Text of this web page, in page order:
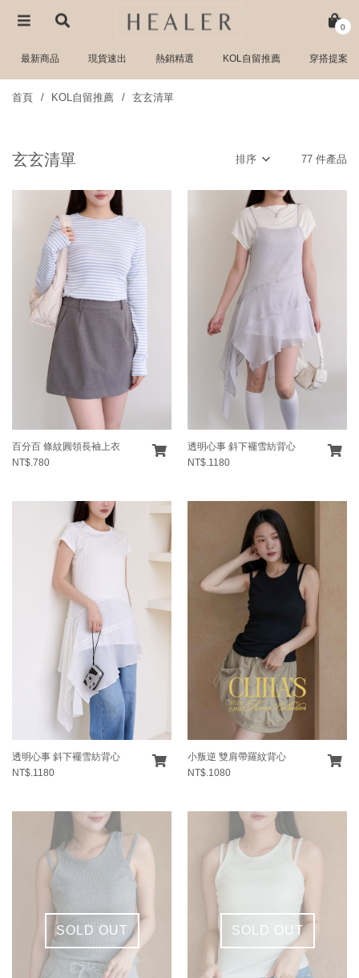
0
最新商品 現貨速出 熱銷精選 KOL自留推薦 穿搭提案
首頁 KOL自留推薦 玄玄清單
玄玄清單 排序 77 件產品
百分百 條紋圓領長袖上衣
NT$.780
透明心事 斜下襬雪紡背心
NT$.1180
透明心事 斜下襬雪紡背心
NT$.1180
小叛逆 雙肩帶羅紋背心
NT$.1080
SOLD OUT SOLD OUT